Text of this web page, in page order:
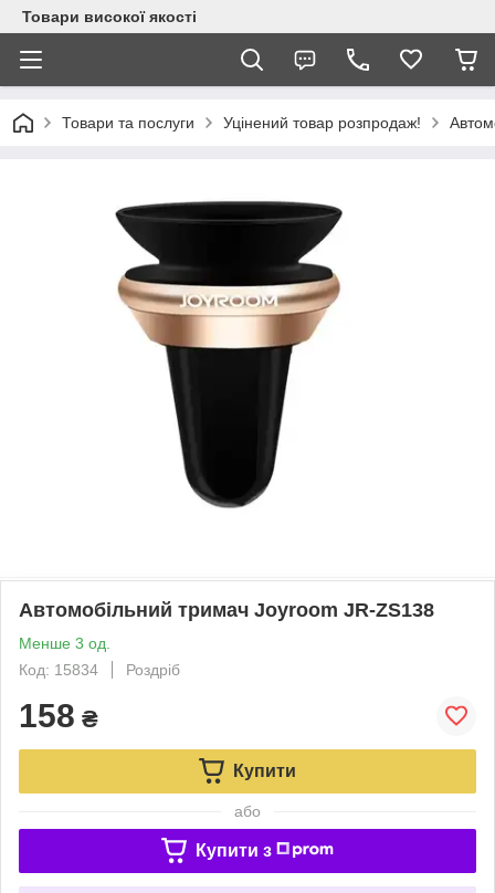
Товари високої якості
Товари та послуги Уцінений товар розпродаж!
Автомобільний тримач Joyroom JR-ZS138
Менше 3 од.
Код: 15834
Роздріб
158 ₴
Купити
або
Купити з